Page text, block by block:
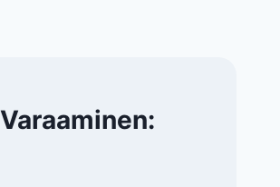
Varaaminen: